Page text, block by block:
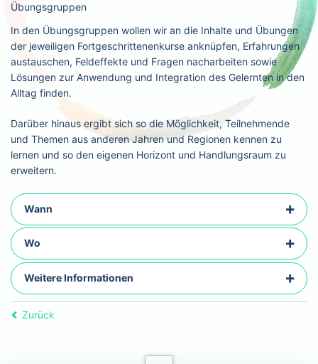
Übungsgruppen
In den Übungsgruppen wollen wir an die Inhalte und Übungen
der jeweiligen Fortgeschrittenenkurse anknüpfen, Erfahrungen
austauschen, Feldeffekte und Fragen nacharbeiten sowie
Lösungen zur Anwendung und Integration des Gelernten in den
Alltag finden.
Darüber hinaus ergibt sich so die Möglichkeit, Teilnehmende
und Themen aus anderen Jahren und Regionen kennen zu
lernen und so den eigenen Horizont und Handlungsraum zu
erweitern.
Wann
Wo
Weitere Informationen
Zurück